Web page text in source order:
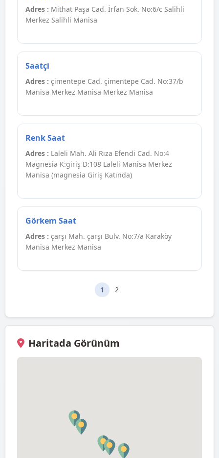
Adres : Mithat Paşa Cad. İrfan Sok. No:6/c Salihli
Merkez Salihli Manisa
Saatçi
Adres : çimentepe Cad. çimentepe Cad. No:37/b
Manisa Merkez Manisa Merkez Manisa
Renk Saat
Adres : Laleli Mah. Ali Rıza Efendi Cad. No:4
Magnesia K:giriş D:108 Laleli Manisa Merkez
Manisa (magnesia Giriş Katında)
Görkem Saat
Adres : çarşı Mah. çarşı Bulv. No:7/a Karaköy
Manisa Merkez Manisa
1 2
Haritada Görünüm